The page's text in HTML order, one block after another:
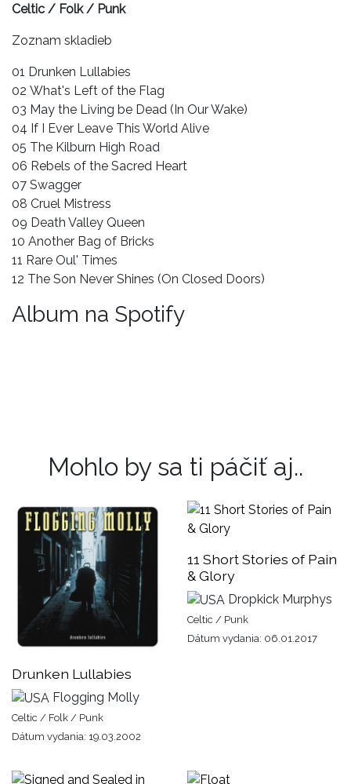
Celtic / Folk / Punk
Zoznam skladieb
01 Drunken Lullabies
02 What's Left of the Flag
03 May the Living be Dead (In Our Wake)
04 If I Ever Leave This World Alive
05 The Kilburn High Road
06 Rebels of the Sacred Heart
07 Swagger
08 Cruel Mistress
09 Death Valley Queen
10 Another Bag of Bricks
11 Rare Oul' Times
12 The Son Never Shines (On Closed Doors)
Album na Spotify
Mohlo by sa ti páčiť aj..
Drunken Lullabies
Flogging Molly
Celtic / Folk / Punk
Dátum vydania: 19.03.2002
11 Short Stories of Pain
& Glory
Dropkick Murphys
Celtic / Punk
Dátum vydania: 06.01.2017